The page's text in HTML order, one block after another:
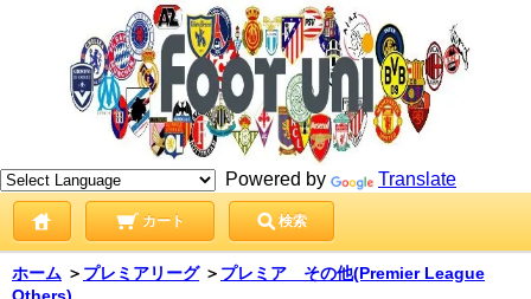
Powered by Translate
カート 検索
ホーム ＞ プレミアリーグ ＞ プレミア その他(Premier League